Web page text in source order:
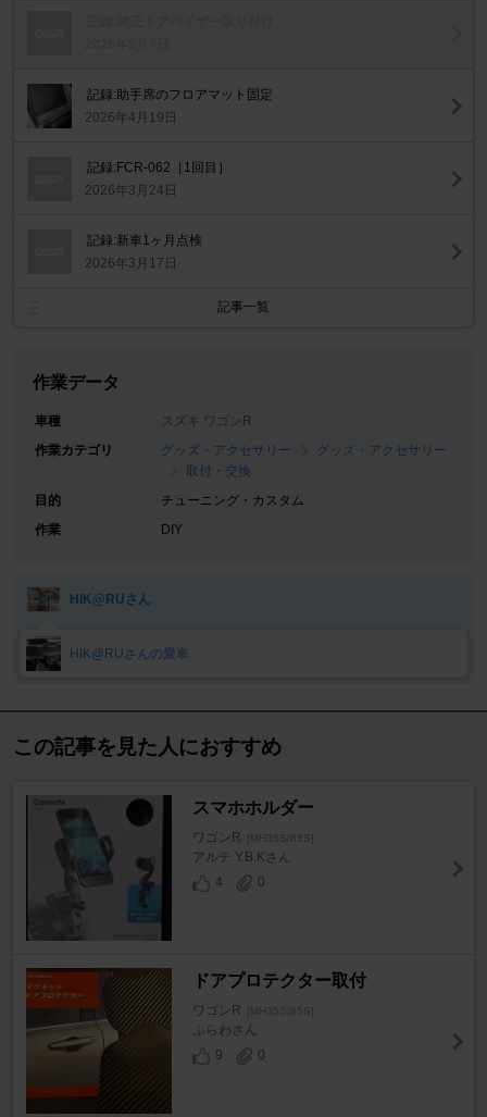
記録:助手席のフロアマット固定
2026年4月19日
記録:FCR-062［1回目］
2026年3月24日
記録:新車1ヶ月点検
2026年3月17日
記事一覧
作業データ
車種
スズキ ワゴンR
作業カテゴリ
グッズ・アクセサリー
グッズ・アクセサリー
取付・交換
目的
チューニング・カスタム
作業
DIY
HIK@RUさん
HIK@RUさんの愛車
この記事を見た人におすすめ
スマホホルダー
ワゴンR [MH35S/85S]
アルテ Y.B.Kさん
4
0
ドアプロテクター取付
ワゴンR [MH35S/85S]
ふらわさん
9
0